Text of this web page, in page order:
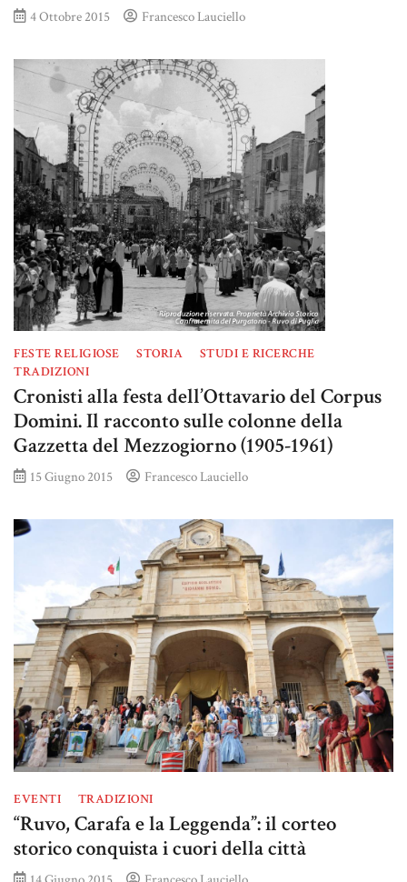
4 Ottobre 2015 Francesco Lauciello
FESTE RELIGIOSE STORIA
STUDI E RICERCHE
TRADIZIONI
Cronisti alla festa dell’Ottavario del Corpus
Domini. Il racconto sulle colonne della
Gazzetta del Mezzogiorno (1905-1961)
15 Giugno 2015 Francesco Lauciello
EVENTI TRADIZIONI
“Ruvo, Carafa e la Leggenda”: il corteo
storico conquista i cuori della città